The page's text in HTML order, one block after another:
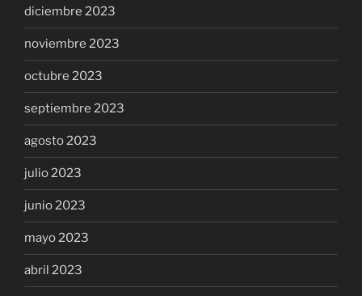
diciembre 2023
noviembre 2023
octubre 2023
septiembre 2023
agosto 2023
julio 2023
junio 2023
mayo 2023
abril 2023